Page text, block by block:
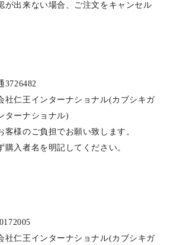
が出来ない場合、ご注文をキャンセル
社仁王インターナショナル(カブシキガ
ターナショナル)
様のご負担でお願い致します。
購入者名を明記してください。
社仁王インターナショナル(カブシキガ